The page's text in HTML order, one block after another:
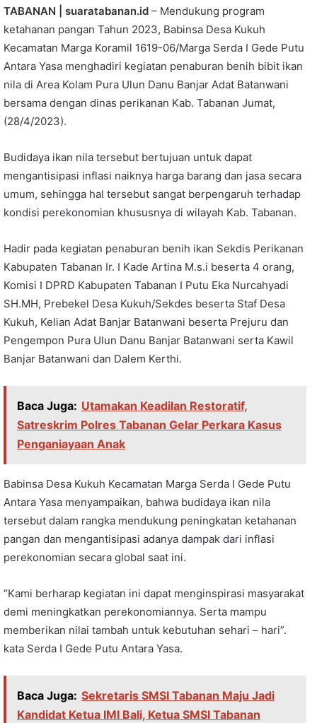
TABANAN | suaratabanan.id – Mendukung program
ketahanan pangan Tahun 2023, Babinsa Desa Kukuh
Kecamatan Marga Koramil 1619-06/Marga Serda I Gede Putu
Antara Yasa menghadiri kegiatan penaburan benih bibit ikan
nila di Area Kolam Pura Ulun Danu Banjar Adat Batanwani
bersama dengan dinas perikanan Kab. Tabanan Jumat,
(28/4/2023).
Budidaya ikan nila tersebut bertujuan untuk dapat
mengantisipasi inflasi naiknya harga barang dan jasa secara
umum, sehingga hal tersebut sangat berpengaruh terhadap
kondisi perekonomian khususnya di wilayah Kab. Tabanan.
Hadir pada kegiatan penaburan benih ikan Sekdis Perikanan
Kabupaten Tabanan Ir. I Kade Artina M.s.i beserta 4 orang,
Komisi I DPRD Kabupaten Tabanan I Putu Eka Nurcahyadi
SH.MH, Prebekel Desa Kukuh/Sekdes beserta Staf Desa
Kukuh, Kelian Adat Banjar Batanwani beserta Prejuru dan
Pengempon Pura Ulun Danu Banjar Batanwani serta Kawil
Banjar Batanwani dan Dalem Kerthi.
Baca Juga: Utamakan Keadilan Restoratif,
Satreskrim Polres Tabanan Gelar Perkara Kasus
Penganiayaan Anak
Babinsa Desa Kukuh Kecamatan Marga Serda I Gede Putu
Antara Yasa menyampaikan, bahwa budidaya ikan nila
tersebut dalam rangka mendukung peningkatan ketahanan
pangan dan mengantisipasi adanya dampak dari inflasi
perekonomian secara global saat ini.
“Kami berharap kegiatan ini dapat menginspirasi masyarakat
demi meningkatkan perekonomiannya. Serta mampu
memberikan nilai tambah untuk kebutuhan sehari – hari”.
kata Serda I Gede Putu Antara Yasa.
Baca Juga: Sekretaris SMSI Tabanan Maju Jadi
Kandidat Ketua IMI Bali, Ketua SMSI Tabanan